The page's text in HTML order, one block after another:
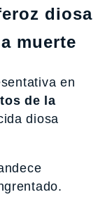
diosa
muerte
en
de la
diosa